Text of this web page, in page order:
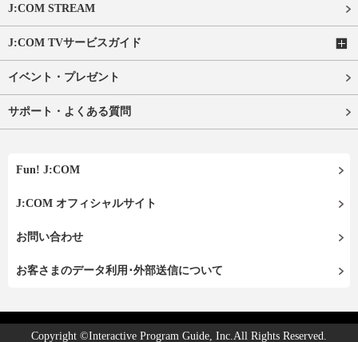
J:COM STREAM
J:COM TVサービスガイド
イベント・プレゼント
サポート・よくある質問
Fun! J:COM
J:COM オフィシャルサイト
お問い合わせ
お客さまのデータ利用･外部送信について
Copyright ©Interactive Program Guide, Inc.All Rights Reserved.